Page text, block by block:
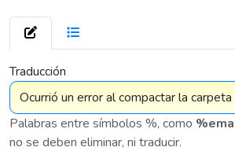
Traducción
Palabras entre símbolos %, como
no se deben eliminar, ni traducir.